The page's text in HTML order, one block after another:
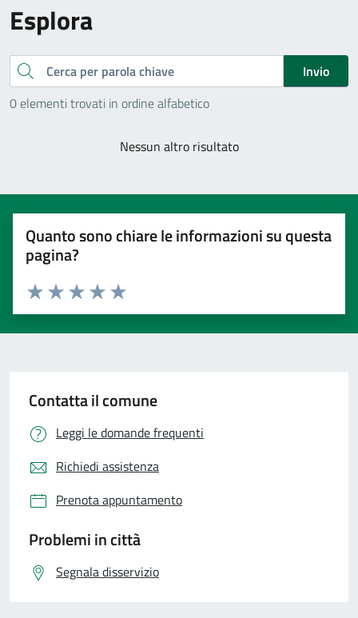
Esplora
Cerca
Invio
0 elementi trovati in ordine alfabetico
Nessun altro risultato
Quanto sono chiare le informazioni su questa
pagina?
Valuta 5 stelle su 5
Valuta 4 stelle su 5
Valuta 3 stelle su 5
Valuta 2 stelle su 5
Valuta 1 stelle su 5
Contatta il comune
Leggi le domande frequenti
Richiedi assistenza
Prenota appuntamento
Problemi in città
Segnala disservizio